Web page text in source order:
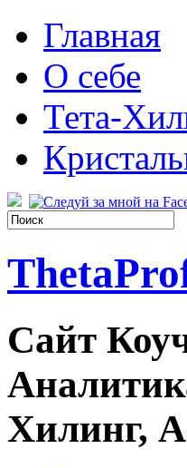
Главная
О себе
Тета-
Сайт
Хилинг,